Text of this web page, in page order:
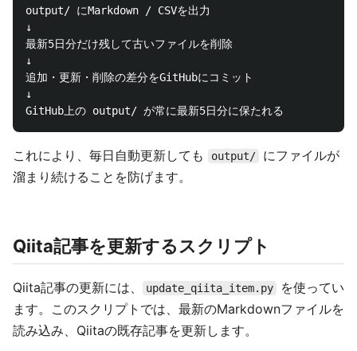
output/ にMarkdown / CSVを出力
↓
最新5日分だけ残して古いファイルを削除
↓
追加・更新・削除の差分をGitHubにコミット
↓
これにより、毎日自動更新しても output/
にファイルが
溜まり続けることを防げます。
Qiita記事を更新するスクリプト
Qiita記事の更新には、 update_qiita_item.py
を使ってい
ます。このスクリプトでは、最新のMarkdownファイルを
読み込み、Qiitaの既存記事を更新します。